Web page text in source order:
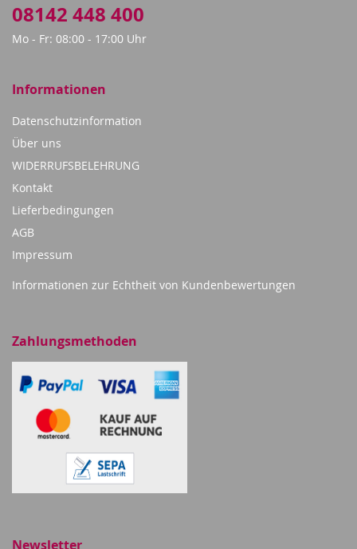
08142 448 400
Mo - Fr: 08:00 - 17:00 Uhr
Informationen
Datenschutzinformation
Über uns
WIDERRUFSBELEHRUNG
Kontakt
Lieferbedingungen
AGB
Impressum
Informationen zur Echtheit von Kundenbewertungen
Zahlungsmethoden
Newsletter